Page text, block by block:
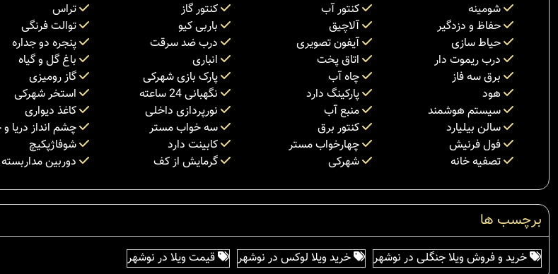
شومینه کنتور آب کنتور گاز
تراس
حفاظ و دزدگیر
آلاچیق باربی کیو
توالت فرنگی
حیاط سازی
آیفون تصویری درب ضد سرقت
پنجره دو جداره
درب ریموت دار
اتاق پخت انباری
باغ گل و گیاه
برق سه فاز
چاه آب پارک بازی شهرکی
گاز رومیزی
هود
پارکینگ دارد نگهبانی 24 ساعته
استخر شهرکی
سیستم هوشمند
منبع آب نورپردازی داخلی
کاغذ دیواری
سالن بیلیارد
کنتور برق سه خواب مستر
چشم انداز دریا
فول فرنیش
چهارخواب مستر کابینت دارد
شوفاژپکیچ
تصفیه خانه
شهرکی گرمایش از کف دوربین مداربسته
برچسب ها
خرید و فروش ویلا جنگلی در نوشهر خرید ویلا لوکس در نوشهر قیمت ویلا در نوشهر